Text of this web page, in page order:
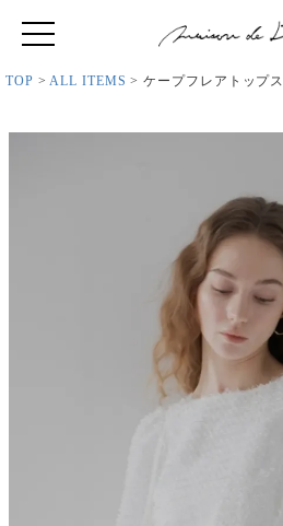
TOP ALL ITEMS ケープフレアトップス